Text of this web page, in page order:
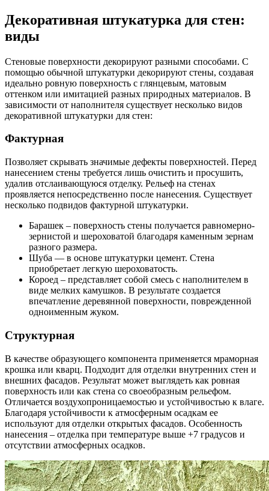
Декоративная штукатурка для стен:
виды
Стеновые поверхности декорируют разными способами. С
помощью обычной штукатурки декорируют стены, создавая
идеально ровную поверхность с глянцевым, матовым
оттенком или имитацией разных природных материалов. В
зависимости от наполнителя существует несколько видов
декоративной штукатурки для стен:
Фактурная
Позволяет скрывать значимые дефекты поверхностей. Перед
нанесением стены требуется лишь очистить и просушить,
удалив отслаивающуюся отделку. Рельеф на стенах
проявляется непосредственно после нанесения. Существует
несколько подвидов фактурной штукатурки.
Барашек – поверхность стены получается равномерно-
зернистой и шероховатой благодаря каменным зернам
разного размера.
Шуба — в основе штукатурки цемент. Стена
приобретает легкую шероховатость.
Короед – представляет собой смесь с наполнителем в
виде мелких камушков. В результате создается
впечатление деревянной поверхности, поврежденной
одноименным жуком.
Структурная
В качестве образующего компонента применяется мраморная
крошка или кварц. Подходит для отделки внутренних стен и
внешних фасадов. Результат может выглядеть как ровная
поверхность или как стена со своеобразным рельефом.
Отличается воздухопроницаемостью и устойчивостью к влаге.
Благодаря устойчивости к атмосферным осадкам ее
используют для отделки открытых фасадов. Особенность
нанесения – отделка при температуре выше +7 градусов и
отсутствии атмосферных осадков.